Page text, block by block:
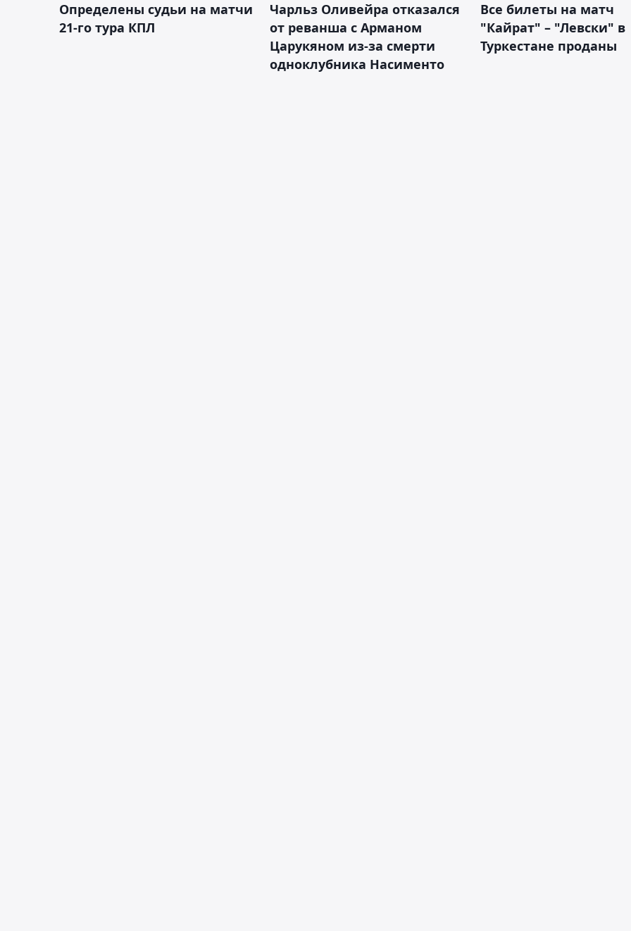
Определены судьи на матчи
21-го тура КПЛ
Чарльз Оливейра отказался
от реванша с Арманом
Царукяном из-за смерти
одноклубника Насименто
Все билеты на матч
"Кайрат" – "Левски" в
Туркестане проданы